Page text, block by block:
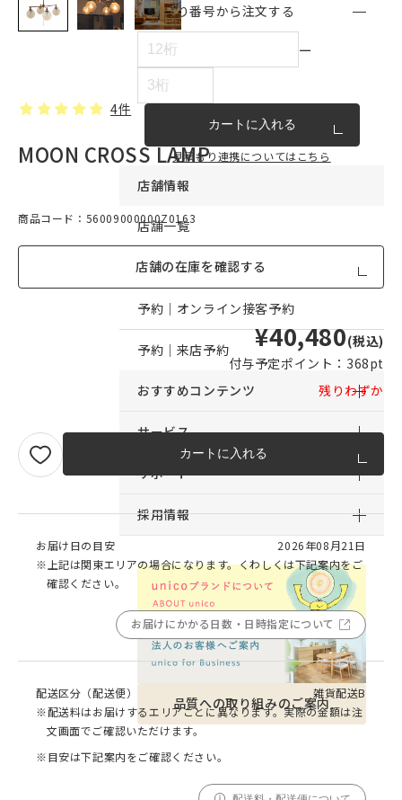
見積もり番号から注文する
ー
カートに入れる
見積もり連携についてはこちら
店舗情報
店舗一覧
店舗からのお知らせ
予約｜オンライン接客予約
予約｜来店予約
おすすめコンテンツ
サービス
サポート
採用情報
品質への取り組みのご案内
4件
MOON CROSS LAMP
商品コード：56009000000Z0163
店舗の在庫を確認する
¥40,480(税込)
付与予定ポイント： 368pt
残りわずか
カートに入れる
お届け日の目安
2026年08月21日
※上記は関東エリアの場合になります。くわしくは下記案内をご
確認ください。
お届けにかかる日数・日時指定について
配送区分（配送便）
雑貨配送B
※配送料はお届けするエリアごとに異なります。実際の金額は注
文画面でご確認いただけます。
※目安は下記案内をご確認ください。